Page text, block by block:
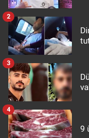
2
3
9
4